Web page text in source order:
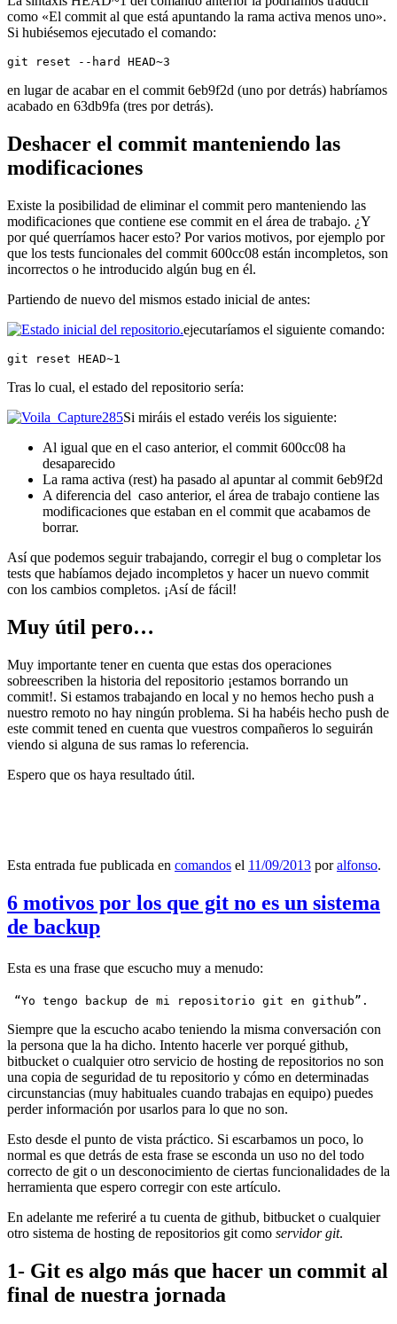
como «El commit al que está apuntando la rama activa menos uno».
Si hubiésemos ejecutado el comando:
git reset --hard HEAD~3
en lugar de acabar en el commit 6eb9f2d (uno por detrás) habríamos
acabado en 63db9fa (tres por detrás).
Deshacer el commit manteniendo las
modificaciones
Existe la posibilidad de eliminar el commit pero manteniendo las
modificaciones que contiene ese commit en el área de trabajo. ¿Y
por qué querríamos hacer esto? Por varios motivos, por ejemplo por
que los tests funcionales del commit 600cc08 están incompletos, son
incorrectos o he introducido algún bug en él.
Partiendo de nuevo del mismos estado inicial de antes:
ejecutaríamos el siguiente comando:
git reset HEAD~1
Tras lo cual, el estado del repositorio sería:
Si miráis el estado veréis los siguiente:
Al igual que en el caso anterior, el commit 600cc08 ha
desaparecido
La rama activa (rest) ha pasado al apuntar al commit 6eb9f2d
A diferencia del caso anterior, el área de trabajo contiene las
modificaciones que estaban en el commit que acabamos de
borrar.
Así que podemos seguir trabajando, corregir el bug o completar los
tests que habíamos dejado incompletos y hacer un nuevo commit
con los cambios completos. ¡Así de fácil!
Muy útil pero…
Muy importante tener en cuenta que estas dos operaciones
sobreescriben la historia del repositorio ¡estamos borrando un
commit!. Si estamos trabajando en local y no hemos hecho push a
nuestro remoto no hay ningún problema. Si ha habéis hecho push de
este commit tened en cuenta que vuestros compañeros lo seguirán
viendo si alguna de sus ramas lo referencia.
Espero que os haya resultado útil.
Esta entrada fue publicada en comandos el 11/09/2013 poralfonso.
6 motivos por los que git no es un sistema
de backup
Esta es una frase que escucho muy a menudo:
“Yo tengo backup de mi repositorio git en github”.
Siempre que la escucho acabo teniendo la misma conversación con
la persona que la ha dicho. Intento hacerle ver porqué github,
bitbucket o cualquier otro servicio de hosting de repositorios no son
una copia de seguridad de tu repositorio y cómo en determinadas
circunstancias (muy habituales cuando trabajas en equipo) puedes
perder información por usarlos para lo que no son.
Esto desde el punto de vista práctico. Si escarbamos un poco, lo
normal es que detrás de esta frase se esconda un uso no del todo
correcto de git o un desconocimiento de ciertas funcionalidades de la
herramienta que espero corregir con este artículo.
En adelante me referiré a tu cuenta de github, bitbucket o cualquier
otro sistema de hosting de repositorios git como servidor git.
1- Git es algo más que hacer un commit al
final de nuestra jornada